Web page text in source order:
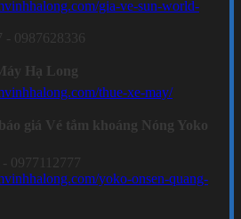
gia-ve-sun-world-
- 0987628336
Hạ Long
thue-xe-may/
giá Vé tắm khoáng Nóng Yoko
0977112777
yoko-onsen-quang-